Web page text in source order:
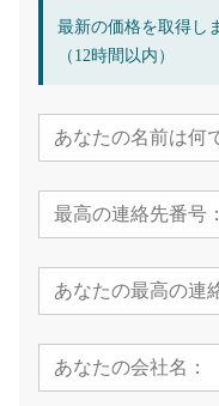
最新の価格を取得し
（12時間以内）